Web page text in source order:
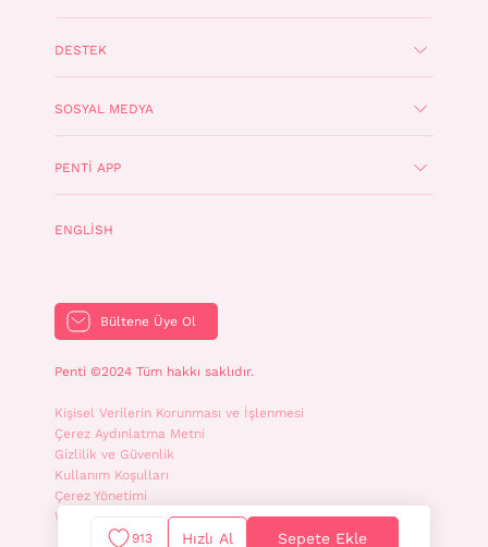
913 Hızlı Al Sepete Ekle
DESTEK
SOSYAL MEDYA
PENTI APP
ENGLISH
Bültene Üye Ol
Penti ©2024 Tüm hakkı saklıdır.
Kişisel Verilerin Korunması ve İşlenmesi
Çerez Aydınlatma Metni
Gizlilik ve Güvenlik
Kullanım Koşulları
Çerez Yönetimi
WhatsApp İletişim Aydınlatma Metni